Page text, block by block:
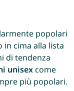
popolari
cima alla lista
di tendenza
unisexcome
più popolari.